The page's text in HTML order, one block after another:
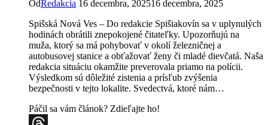
OdRedakcia 16 decembra, 202516 decembra, 2025
Spišská Nová Ves – Do redakcie Spišiakovín sa v uplynulých
hodinách obrátili znepokojené čitateľky. Upozorňujú na
muža, ktorý sa má pohybovať v okolí železničnej a
autobusovej stanice a obťažovať ženy či mladé dievčatá. Naša
redakcia situáciu okamžite preverovala priamo na polícii.
Výsledkom sú dôležité zistenia a prísľub zvýšenia
bezpečnosti v tejto lokalite. Svedectvá, ktoré nám…
Páčil sa vám článok? Zdieľajte ho!